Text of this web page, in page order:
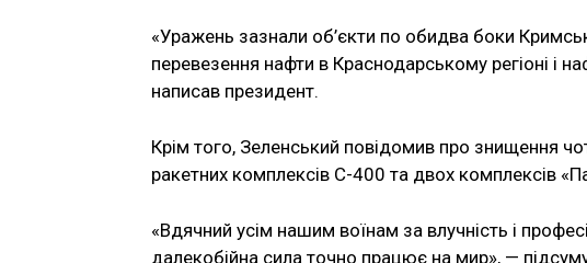
«Уражень зазнали об’єкти по обидва боки
перевезення нафти в Краснодарському регіоні і
написав президент.
Крім того, Зеленський повідомив про знищення
ракетних комплексів С-400 та двох комплексів
«Вдячний усім нашим воїнам за влучність і
далекобійна сила точно працює на мир», —